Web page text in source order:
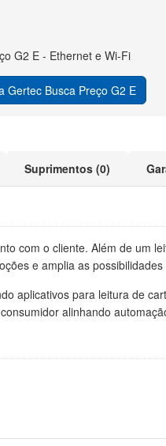
G2 E - Ethernet e Wi-Fi
Gertec Busca Preço G2 E
Suprimentos (0)
com o cliente. Além de um
e amplia as
aplicativos para leitura de
alinhando